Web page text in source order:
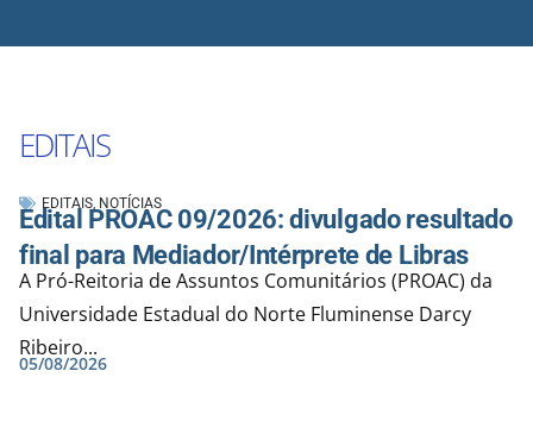
EDITAIS
EDITAIS, NOTÍCIAS
Edital PROAC 09/2026: divulgado resultado
final para Mediador/Intérprete de Libras
A Pró-Reitoria de Assuntos Comunitários (PROAC) da
Universidade Estadual do Norte Fluminense Darcy
Ribeiro...
05/08/2026